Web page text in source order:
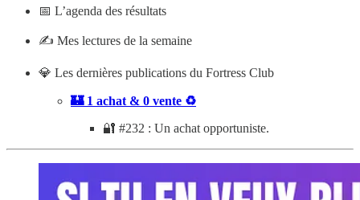
📅 L’agenda des résultats
✍️ Mes lectures de la semaine
💎 Les dernières publications du Fortress Club
🏰 1 achat & 0 vente ♻️
🔐 #232 : Un achat opportuniste.